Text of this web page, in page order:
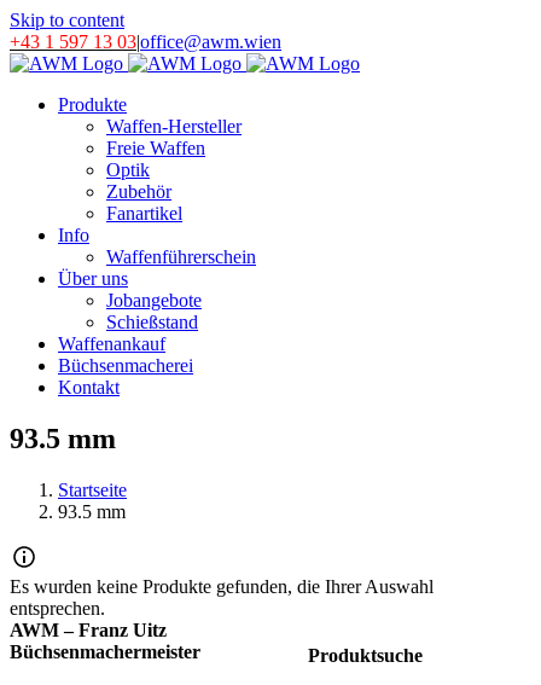
Skip to content
+43 1 597 13 03|office@awm.wien
Produkte
Waffen-Hersteller
Freie Waffen
Optik
Zubehör
Fanartikel
Info
Waffenführerschein
Über uns
Jobangebote
Schießstand
Waffenankauf
Büchsenmacherei
Kontakt
93.5 mm
Startseite
93.5 mm
Es wurden keine Produkte gefunden, die Ihrer Auswahl
entsprechen.
Produktsuche
AWM – Franz Uitz
Büchsenmachermeister